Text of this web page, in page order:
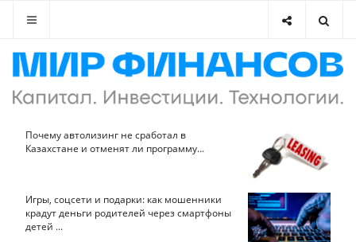
Почему автолизинг не сработал в
Казахстане и отменят ли программу...
Игры, соцсети и подарки: как мошенники
крадут деньги родителей через смартфоны
детей ...